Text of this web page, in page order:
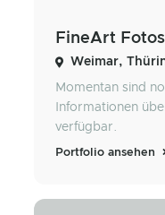
FineArt
Weimar,
Momentan sind
Informationen
verfügbar.
Portfolio ansehen